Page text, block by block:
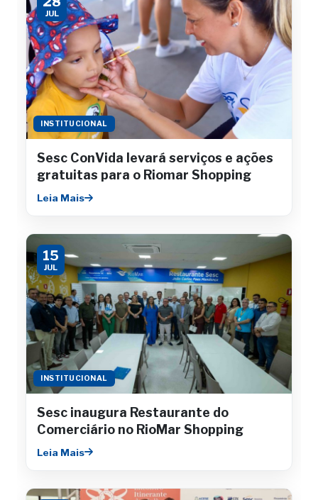
JUL
INSTITUCIONAL
Sesc ConVida levará serviços e ações
gratuitas para o Riomar Shopping
Leia Mais
15
JUL
INSTITUCIONAL
Sesc inaugura Restaurante do
Comerciário no RioMar Shopping
Leia Mais